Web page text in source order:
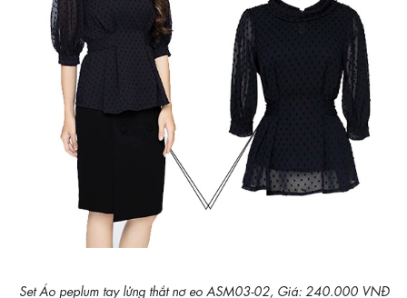
Set Áo peplum tay lửng thắt nơ eo ASM03-02, Giá: 240.000 VNĐ